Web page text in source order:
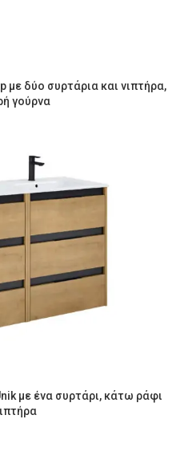
και νιπτήρα,
γούρνα
με ένα συρτάρι, κάτω ράφι